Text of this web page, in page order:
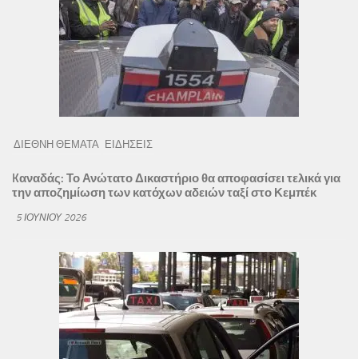
ΔΙΕΘΝΗ ΘΕΜΑΤΑ ΕΙΔΗΣΕΙΣ
Kαναδάς: Το Ανώτατο Δικαστήριο θα αποφασίσει τελικά για
την αποζημίωση των κατόχων αδειών ταξί στο Κεμπέκ
5 ΙΟΥΝΊΟΥ 2026